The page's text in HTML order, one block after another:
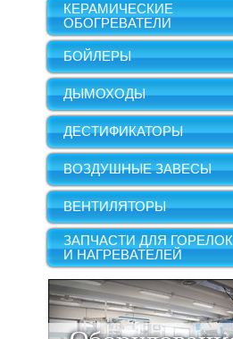
КЕРАМИЧЕСКИЕ
ОБОГРЕВАТЕЛИ
БОЙЛЕРЫ
ДЫМОХОДЫ
ДЕСТИФИКАТОРЫ
ВОЗДУШНЫЕ ЗАВЕСЫ
ВЕНТИЛЯТОРЫ
ЗАПЧАСТИ ДЛЯ ГОРЕЛОК
И НАГРЕВАТЕЛЕЙ